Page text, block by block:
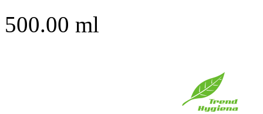
500.00 ml